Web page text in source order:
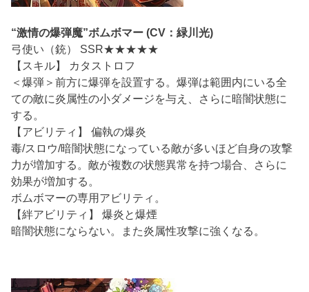
“激情の爆弾魔”ボムボマー (CV：緑川光)
弓使い（銃） SSR★★★★★
【スキル】 カタストロフ
＜爆弾＞前方に爆弾を設置する。爆弾は範囲内にいる全
ての敵に炎属性の小ダメージを与え、さらに暗闇状態に
する。
【アビリティ】 偏執の爆炎
毒/スロウ/暗闇状態になっている敵が多いほど自身の攻撃
力が増加する。敵が複数の状態異常を持つ場合、さらに
効果が増加する。
ボムボマーの専用アビリティ。
【絆アビリティ】 爆炎と爆煙
暗闇状態にならない。また炎属性攻撃に強くなる。